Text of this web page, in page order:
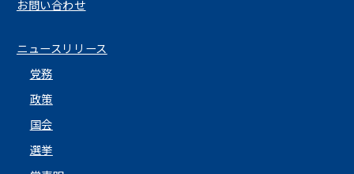
お問い合わせ
ニュースリリース
党務
政策
国会
選挙